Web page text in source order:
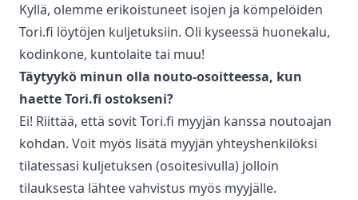
Kyllä, olemme erikoistuneet isojen ja kömpelöiden
Tori.fi löytöjen kuljetuksiin. Oli kyseessä huonekalu,
kodinkone, kuntolaite tai muu!
Täytyykö minun olla nouto-osoitteessa, kun
haette Tori.fi ostokseni?
Ei! Riittää, että sovit Tori.fi myyjän kanssa noutoajan
kohdan. Voit myös lisätä myyjän yhteyshenkilöksi
tilatessasi kuljetuksen (osoitesivulla) jolloin
tilauksesta lähtee vahvistus myös myyjälle.